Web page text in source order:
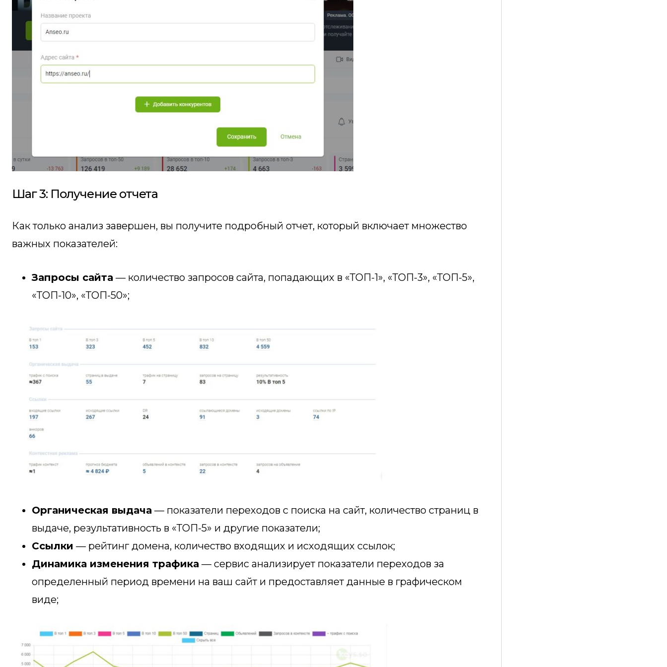
Шаг 3: Получение отчета
Как только анализ завершен, вы получите подробный отчет, который включает множество
важных показателей:
Запросы сайта — количество запросов сайта, попадающих в «ТОП-1», «ТОП-3», «ТОП-5»,
«ТОП-10», «ТОП-50»;
Органическая выдача — показатели переходов с поиска на сайт, количество страниц в
выдаче, результативность в «ТОП-5» и другие показатели;
Ссылки — рейтинг домена, количество входящих и исходящих ссылок;
Динамика изменения трафика — сервис анализирует показатели переходов за
определенный период времени на ваш сайт и предоставляет данные в графическом
виде;